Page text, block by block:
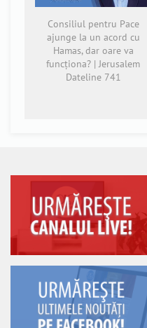
Consiliul pentru Pace
ajunge la un acord cu
Hamas, dar oare va
funcționa? | Jerusalem
Dateline 741